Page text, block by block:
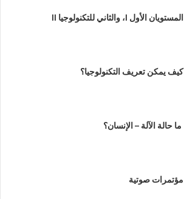
المستويان الأول I، والثاني للتكنولوجيا II
كيف يمكن تعريف التكنولوجيا؟
ما حالة الآلة – الإنسان؟
مؤتمرات صوتية